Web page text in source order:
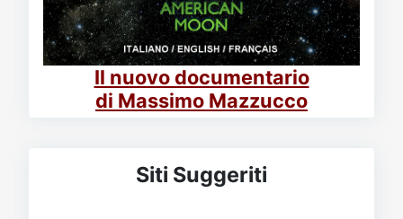
Il nuovo documentario
di Massimo Mazzucco
Siti Suggeriti